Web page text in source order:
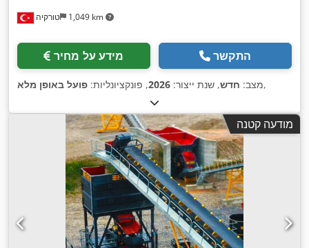
טורקיה 1,049 km
מידע על מחיר התקשר
מצב: חדש, שנת ייצור: 2026, פונקציונליות: פועל באופן מלא ,
מודעה קטנה